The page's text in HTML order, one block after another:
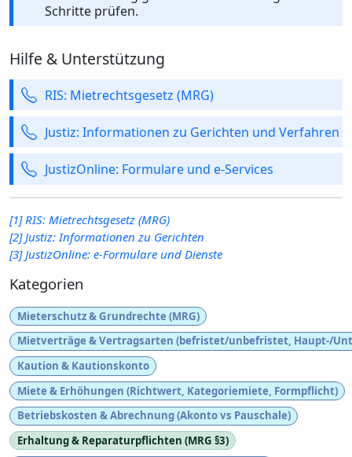
Schritte prüfen.
Hilfe & Unterstützung
RIS: Mietrechtsgesetz (MRG)
Justiz: Informationen zu Gerichten und Verfahren
JustizOnline: Formulare und e-Services
[1] RIS: Mietrechtsgesetz (MRG)
[2] Justiz: Informationen zu Gerichten
[3] JustizOnline: e-Formulare und Dienste
Kategorien
Mieterschutz & Grundrechte (MRG)
Mietverträge & Vertragsarten (befristet/unbefristet, Haupt-/
Kaution & Kautionskonto
Miete & Erhöhungen (Richtwert, Kategoriemiete, Formpflicht)
Betriebskosten & Abrechnung (Akonto vs Pauschale)
Erhaltung & Reparaturpflichten (MRG §3)